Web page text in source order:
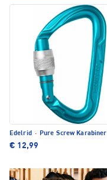
Edelrid · Pure Screw Karabiner
€ 12,99